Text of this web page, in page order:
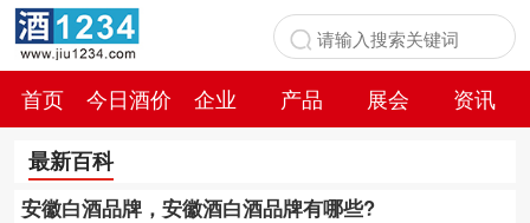
首页 今日酒价 企业 产品 展会
资讯
百科
最新百科
安徽白酒品牌，安徽酒白酒品牌有哪些?